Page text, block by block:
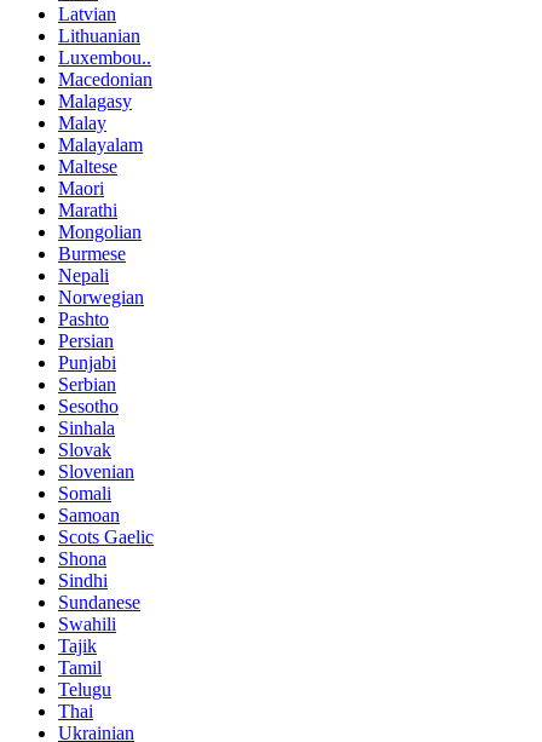
Latvian
Lithuanian
Luxembou..
Macedonian
Malagasy
Malay
Malayalam
Maltese
Maori
Marathi
Mongolian
Burmese
Nepali
Norwegian
Pashto
Persian
Punjabi
Serbian
Sesotho
Sinhala
Slovak
Slovenian
Somali
Samoan
Scots Gaelic
Shona
Sindhi
Sundanese
Swahili
Tajik
Tamil
Telugu
Thai
Ukrainian